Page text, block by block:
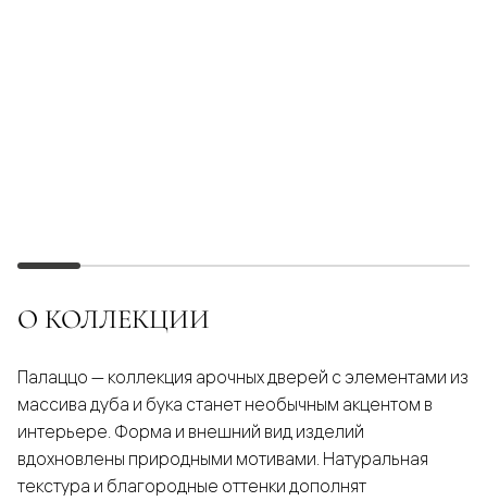
О КОЛЛЕКЦИИ
Палаццо — коллекция арочных дверей с элементами из
массива дуба и бука станет необычным акцентом в
интерьере. Форма и внешний вид изделий
вдохновлены природными мотивами. Натуральная
текстура и благородные оттенки дополнят